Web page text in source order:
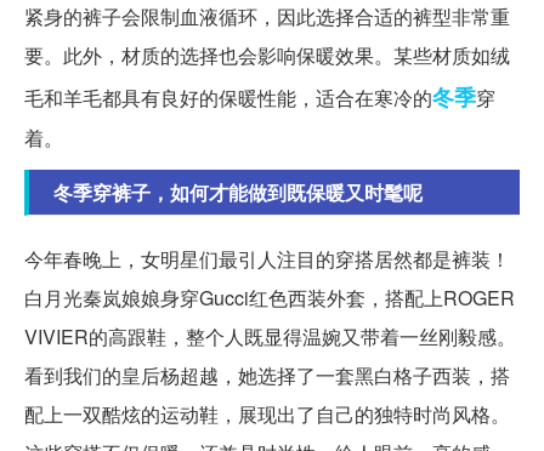
紧身的裤子会限制血液循环，因此选择合适的裤型非常重
要。此外，材质的选择也会影响保暖效果。某些材质如绒
毛和羊毛都具有良好的保暖性能，适合在寒冷的冬季穿
着。
冬季穿裤子，如何才能做到既保暖又时髦呢
今年春晚上，女明星们最引人注目的穿搭居然都是裤装！
白月光秦岚娘娘身穿Gucci红色西装外套，搭配上ROGER
VIVIER的高跟鞋，整个人既显得温婉又带着一丝刚毅感。
看到我们的皇后杨超越，她选择了一套黑白格子西装，搭
配上一双酷炫的运动鞋，展现出了自己的独特时尚风格。